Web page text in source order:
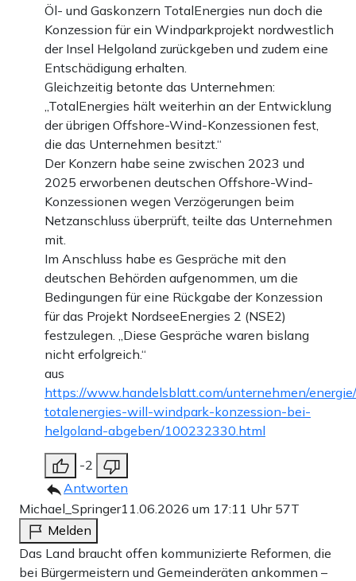
Öl- und Gaskonzern TotalEnergies nun doch die
Konzession für ein Windparkprojekt nordwestlich
der Insel Helgoland zurückgeben und zudem eine
Entschädigung erhalten.
Gleichzeitig betonte das Unternehmen:
„TotalEnergies hält weiterhin an der Entwicklung
der übrigen Offshore-Wind-Konzessionen fest,
die das Unternehmen besitzt.“
Der Konzern habe seine zwischen 2023 und
2025 erworbenen deutschen Offshore-Wind-
Konzessionen wegen Verzögerungen beim
Netzanschluss überprüft, teilte das Unternehmen
mit.
Im Anschluss habe es Gespräche mit den
deutschen Behörden aufgenommen, um die
Bedingungen für eine Rückgabe der Konzession
für das Projekt NordseeEnergies 2 (NSE2)
festzulegen. „Diese Gespräche waren bislang
nicht erfolgreich.“
aus
https://www.handelsblatt.com/unternehmen/
totalenergies-will-windpark-konzession-bei-
helgoland-abgeben/100232330.html
-2
Antworten
Michael_Springer11.06.2026 um 17:11 Uhr 57T
Melden
Das Land braucht offen kommunizierte Reformen, die
bei Bürgermeistern und Gemeinderäten ankommen –